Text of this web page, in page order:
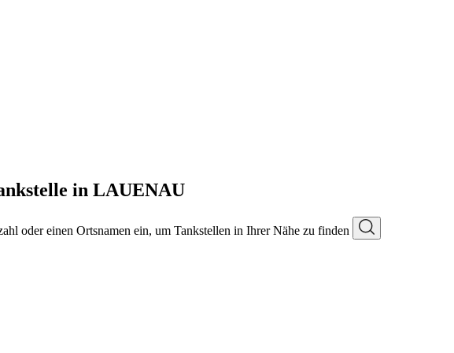
in LAUENAU
oder einen Ortsnamen ein, um Tankstellen in Ihrer Nähe zu finden